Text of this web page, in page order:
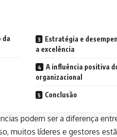
da
Estratégia e
a excelência
A influência positiva
organizacional
Conclusão
podem ser a diferença
muitos líderes e gestores